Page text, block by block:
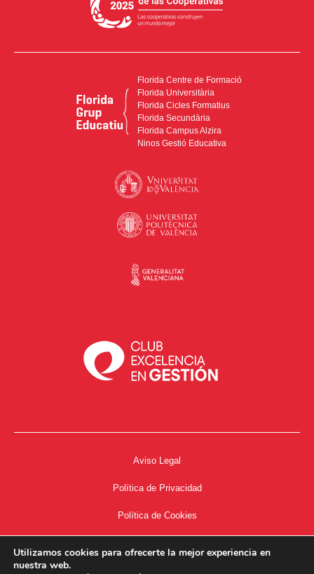
Florida Centre de Formació
Florida Universitària
Florida Cicles Formatius
Florida Secundària
Florida Campus Alzira
Ninos Gestió Educativa
Aviso Legal
Política de Privacidad
Política de Cookies
Utilizamos cookies para ofrecerte la mejor experiencia en
nuestra web.